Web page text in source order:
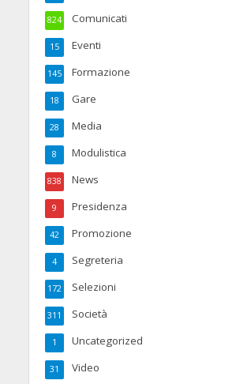
Comunicati
824
Eventi
15
Formazione
145
Gare
18
Media
28
Modulistica
8
News
838
Presidenza
9
Promozione
42
Segreteria
4
Selezioni
172
Società
311
Uncategorized
1
Video
31